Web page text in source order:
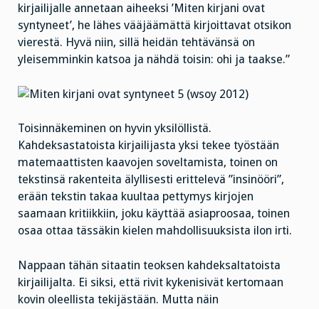
kirjailijalle annetaan aiheeksi ’Miten kirjani ovat
syntyneet’, he lähes vääjäämättä kirjoittavat otsikon
vierestä. Hyvä niin, sillä heidän tehtävänsä on
yleisemminkin katsoa ja nähdä toisin: ohi ja taakse.”
Toisinnäkeminen on hyvin yksilöllistä.
Kahdeksastatoista kirjailijasta yksi tekee työstään
matemaattisten kaavojen soveltamista, toinen on
tekstinsä rakenteita älyllisesti erittelevä ”insinööri”,
erään tekstin takaa kuultaa pettymys kirjojen
saamaan kritiikkiin, joku käyttää asiaproosaa, toinen
osaa ottaa tässäkin kielen mahdollisuuksista ilon irti.
Nappaan tähän sitaatin teoksen kahdeksaltatoista
kirjailijalta. Ei siksi, että rivit kykenisivät kertomaan
kovin oleellista tekijästään. Mutta näin